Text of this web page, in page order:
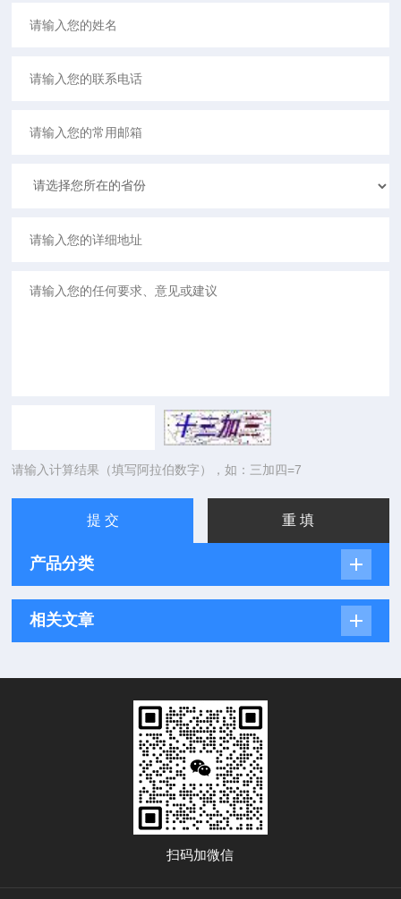
请输入计算结果（填写阿拉伯数字），如：三加四=7
产品分类
相关文章
扫码加微信